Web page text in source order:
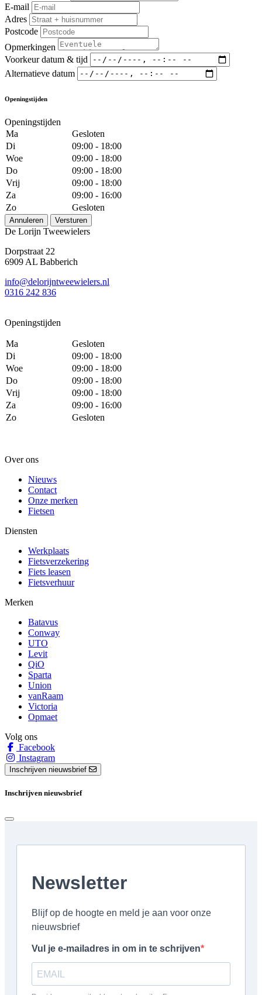
E-mail
Adres
Postcode
Opmerkingen
Voorkeur datum & tijd
Alternatieve datum
Openingstijden
Openingstijden
Ma
Gesloten
Di
09:00 - 18:00
Woe
09:00 - 18:00
Do
09:00 - 18:00
Vrij
09:00 - 18:00
Za
09:00 - 16:00
Zo
Gesloten
Annuleren Versturen
De Lorijn Tweewielers
Dorpstraat 22
6909 AL Babberich
info@delorijntweewielers.nl
0316 242 836
Openingstijden
Ma
Gesloten
Di
09:00 - 18:00
Woe
09:00 - 18:00
Do
09:00 - 18:00
Vrij
09:00 - 18:00
Za
09:00 - 16:00
Zo
Gesloten
Over ons
Nieuws
Contact
Onze merken
Fietsen
Diensten
Werkplaats
Fietsverzekering
Fiets leasen
Fietsverhuur
Merken
Batavus
Conway
UTO
Levit
QiO
Sparta
Union
vanRaam
Victoria
Opmaet
Volg ons
Facebook
Instagram
Inschrijven nieuwsbrief
Inschrijven nieuwsbrief